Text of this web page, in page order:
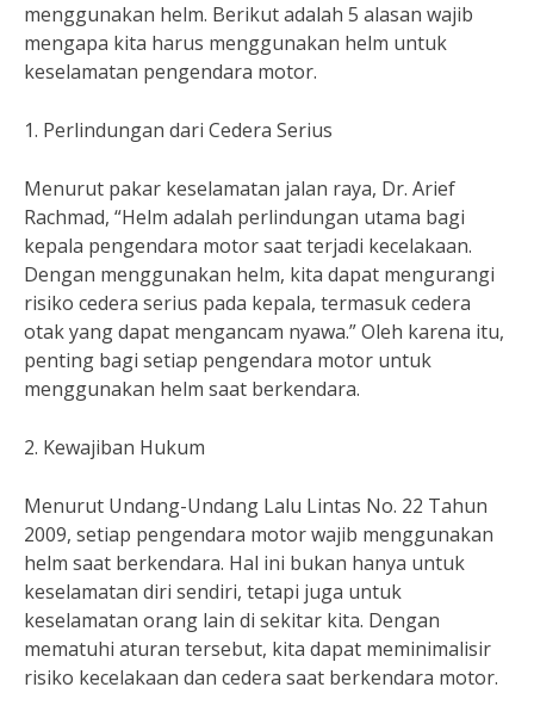
menggunakan helm. Berikut adalah 5 alasan wajib
mengapa kita harus menggunakan helm untuk
keselamatan pengendara motor.
1. Perlindungan dari Cedera Serius
Menurut pakar keselamatan jalan raya, Dr. Arief
Rachmad, “Helm adalah perlindungan utama bagi
kepala pengendara motor saat terjadi kecelakaan.
Dengan menggunakan helm, kita dapat mengurangi
risiko cedera serius pada kepala, termasuk cedera
otak yang dapat mengancam nyawa.” Oleh karena itu,
penting bagi setiap pengendara motor untuk
menggunakan helm saat berkendara.
2. Kewajiban Hukum
Menurut Undang-Undang Lalu Lintas No. 22 Tahun
2009, setiap pengendara motor wajib menggunakan
helm saat berkendara. Hal ini bukan hanya untuk
keselamatan diri sendiri, tetapi juga untuk
keselamatan orang lain di sekitar kita. Dengan
mematuhi aturan tersebut, kita dapat meminimalisir
risiko kecelakaan dan cedera saat berkendara motor.